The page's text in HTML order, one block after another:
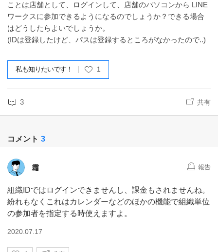
ことは店舗として、ログインして、店舗のパソコンから LINE
ワークスに参加できるようになるのでしょうか？できる場合
はどうしたらよいでしょうか。
(IDは登録したけど、パスは登録するところがなかったので..)
私も知りたいです！ 1
3 共有
コメント 3
霜 報告
組織IDではログインできませんし、課金もされませんね。
紛れもなくこれはカレンダーなどのほかの機能で組織単位
の参加者を指定する時使えますよ。
2020.07.17